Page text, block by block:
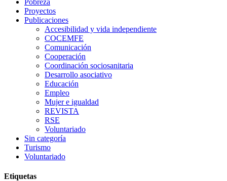
Proyectos
Publicaciones
Accesibilidad y vida independiente
COCEMFE
Comunicación
Cooperación
Coordinación sociosanitaria
Desarrollo asociativo
Educación
Empleo
Mujer e igualdad
REVISTA
RSE
Voluntariado
Sin categoría
Turismo
Voluntariado
Etiquetas